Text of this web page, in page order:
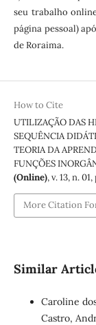
seu trabalho
página pessoal)
de Roraima.
How to Cite
UTILIZAÇÃO DAS
SEQUÊNCIA
TEORIA DA
FUNÇÕES
(Online), v. 13, n.
More Citation
Similar
Caroline
Castro,